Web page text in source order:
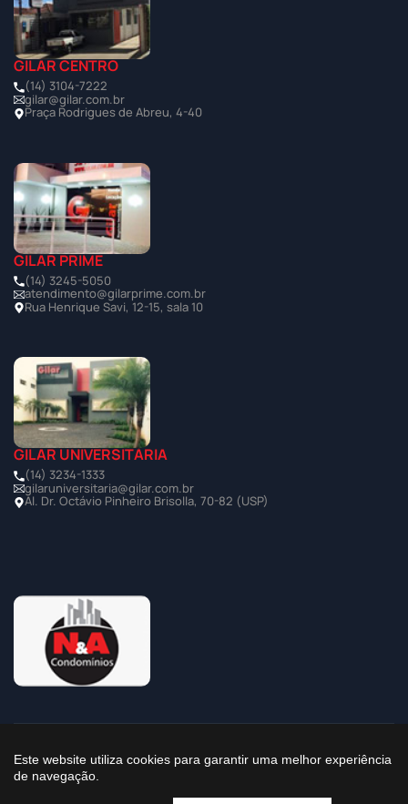
GILAR CENTRO
(14) 3104-7222
gilar@gilar.com.br
Praça Rodrigues de Abreu, 4-40
GILAR PRIME
(14) 3245-5050
atendimento@gilarprime.com.br
Rua Henrique Savi, 12-15, sala 10
GILAR UNIVERSITÁRIA
(14) 3234-1333
gilaruniversitaria@gilar.com.br
Al. Dr. Octávio Pinheiro Brisolla, 70-82 (USP)
©2025 Todos os Direitos Reservados à Imobiliária Gilar
Este website utiliza cookies para garantir uma melhor experiência
de navegação.